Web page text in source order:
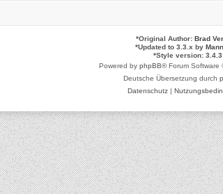
*Original Author: Brad
*Updated to 3.3.x by
*Style version: 3.4.3
Powered by phpBB® Forum Software
Deutsche Übersetzung durch
Datenschutz|